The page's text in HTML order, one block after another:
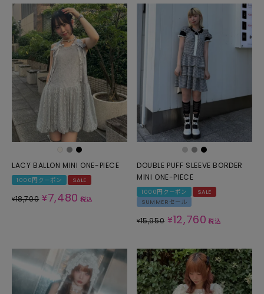
LACY BALLON MINI ONE-PIECE
1000円クーポン SALE
¥18,700 ¥7,480 税込
DOUBLE PUFF SLEEVE BORDER
MINI ONE-PIECE
1000円クーポン
SALE
SUMMERセール
¥15,950 ¥12,760 税込